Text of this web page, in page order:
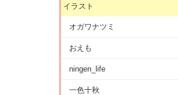
イラスト
オガワナツミ
おえも
ningen_life
一色十秋